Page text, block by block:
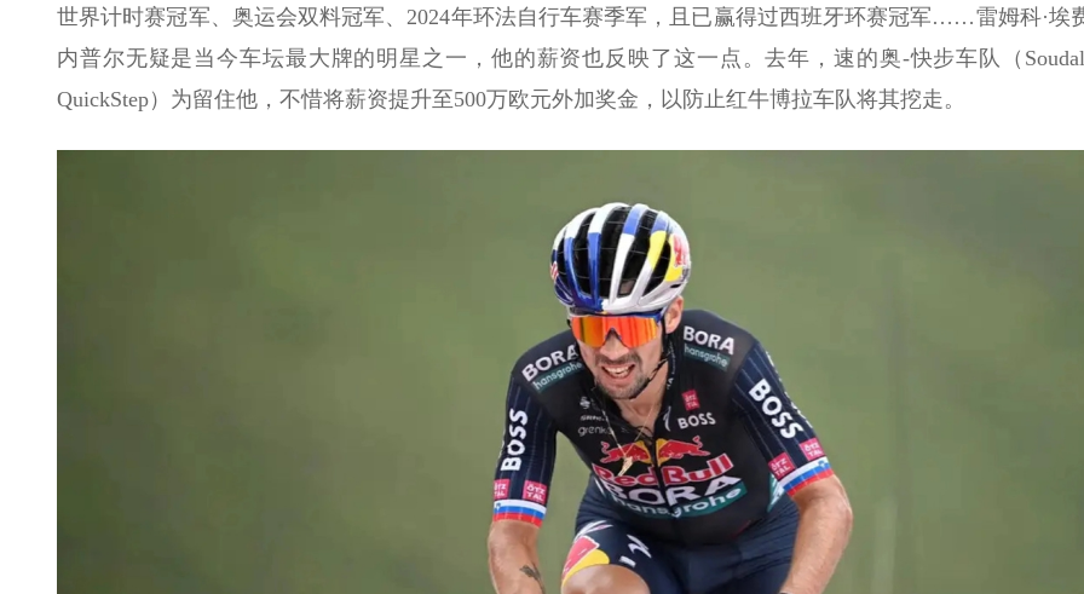
世界计时赛冠军、奥运会双料冠军、2024年环法自行车赛季军，且已赢得过西班牙环赛冠军……雷姆科·埃
内普尔无疑是当今车坛最大牌的明星之一，他的薪资也反映了这一点。去年，速的奥-快步车队（
QuickStep）为留住他，不惜将薪资提升至500万欧元外加奖金，以防止红牛博拉车队将其挖走。